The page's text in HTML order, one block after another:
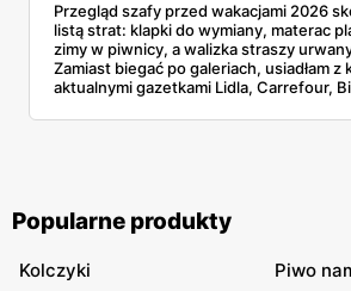
Przegląd szafy przed wakacjami 2026
listą strat: klapki do wymiany, materac
zimy w piwnicy, a walizka straszy
Zamiast biegać po galeriach, usiadłam z
aktualnymi gazetkami Lidla, Carrefour,
do wody czy ponton da się
Popularne produkty
Kolczyki
Piwo